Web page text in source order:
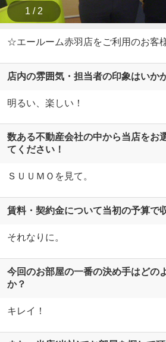
1 / 2
☆エールーム赤羽店をご利用のお客
店内の雰囲気・担当者の印象はいか
明るい、楽しい！
数ある不動産会社の中から当店をお
てください！
ＳＵＵＭＯを見て。
賃料・契約金について当初の予算で
それなりに。
今回のお部屋の一番の決め手はどの
か？
キレイ！